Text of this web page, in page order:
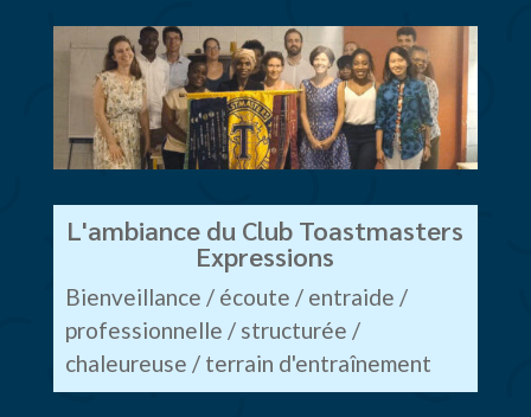
L'ambiance du Club Toastmasters
Expressions
Bienveillance / écoute / entraide /
professionnelle / structurée /
chaleureuse / terrain d'entraînement